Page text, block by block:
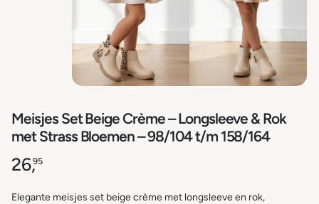
Meisjes Set Beige Crème – Longsleeve & Rok
met Strass Bloemen – 98/104 t/m 158/164
26,95
Elegante meisjes set beige crème met longsleeve en rok,